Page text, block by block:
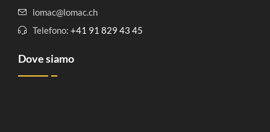
lomac@lomac.ch
Telefono: +41 91 829 43 45
Dove siamo